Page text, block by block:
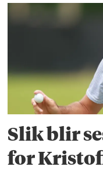
Slik blir
for